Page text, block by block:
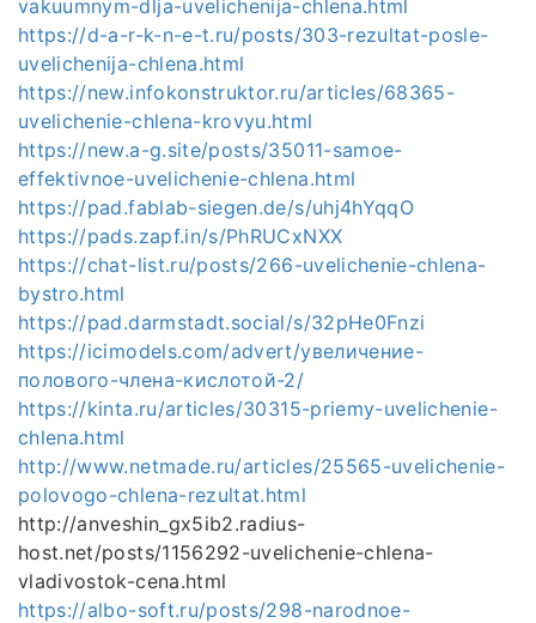
vakuumnym-dlja-uvelichenija-chlena.html
https://d-a-r-k-n-e-t.ru/posts/303-rezultat-posle-
uvelichenija-chlena.html
https://new.infokonstruktor.ru/articles/68365-
uvelichenie-chlena-krovyu.html
https://new.a-g.site/posts/35011-samoe-
effektivnoe-uvelichenie-chlena.html
https://pad.fablab-siegen.de/s/uhj4hYqqO
https://pads.zapf.in/s/PhRUCxNXX
https://chat-list.ru/posts/266-uvelichenie-chlena-
bystro.html
https://pad.darmstadt.social/s/32pHe0Fnzi
https://icimodels.com/advert/увеличение-
полового-члена-кислотой-2/
https://kinta.ru/articles/30315-priemy-uvelichenie-
chlena.html
http://www.netmade.ru/articles/25565-uvelichenie-
polovogo-chlena-rezultat.html
http://anveshin_gx5ib2.radius-
host.net/posts/1156292-uvelichenie-chlena-
vladivostok-cena.html
https://albo-soft.ru/posts/298-narodnoe-